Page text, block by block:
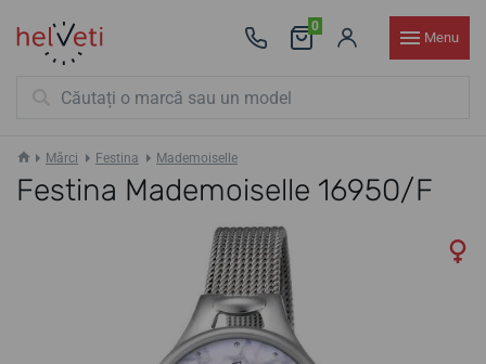
0
Menu
Mărci Festina Mademoiselle
Festina Mademoiselle 16950/F